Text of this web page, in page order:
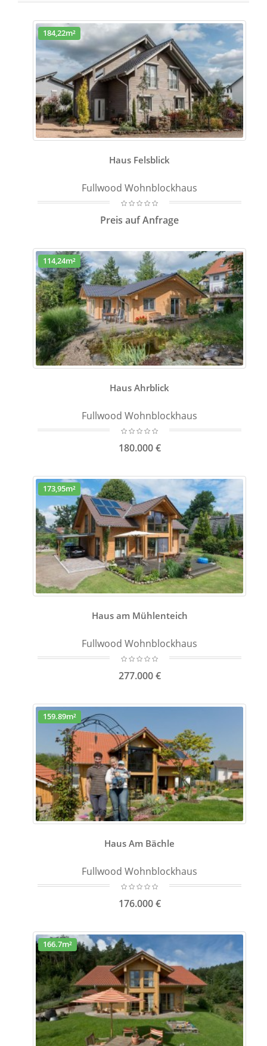
184,22m²
Haus Felsblick
Fullwood Wohnblockhaus
Preis auf Anfrage
114,24m²
Haus Ahrblick
Fullwood Wohnblockhaus
180.000 €
173,95m²
Haus am Mühlenteich
Fullwood Wohnblockhaus
277.000 €
159.89m²
Haus Am Bächle
Fullwood Wohnblockhaus
176.000 €
166.7m²